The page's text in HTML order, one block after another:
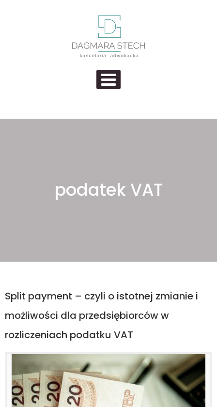
Adwokat Dagmara Stech – Usługi
prawne Szcecin | Kancelaria
podatek VAT
Split payment – czyli o istotnej zmianie i
możliwości dla przedsiębiorców w
rozliczeniach podatku VAT